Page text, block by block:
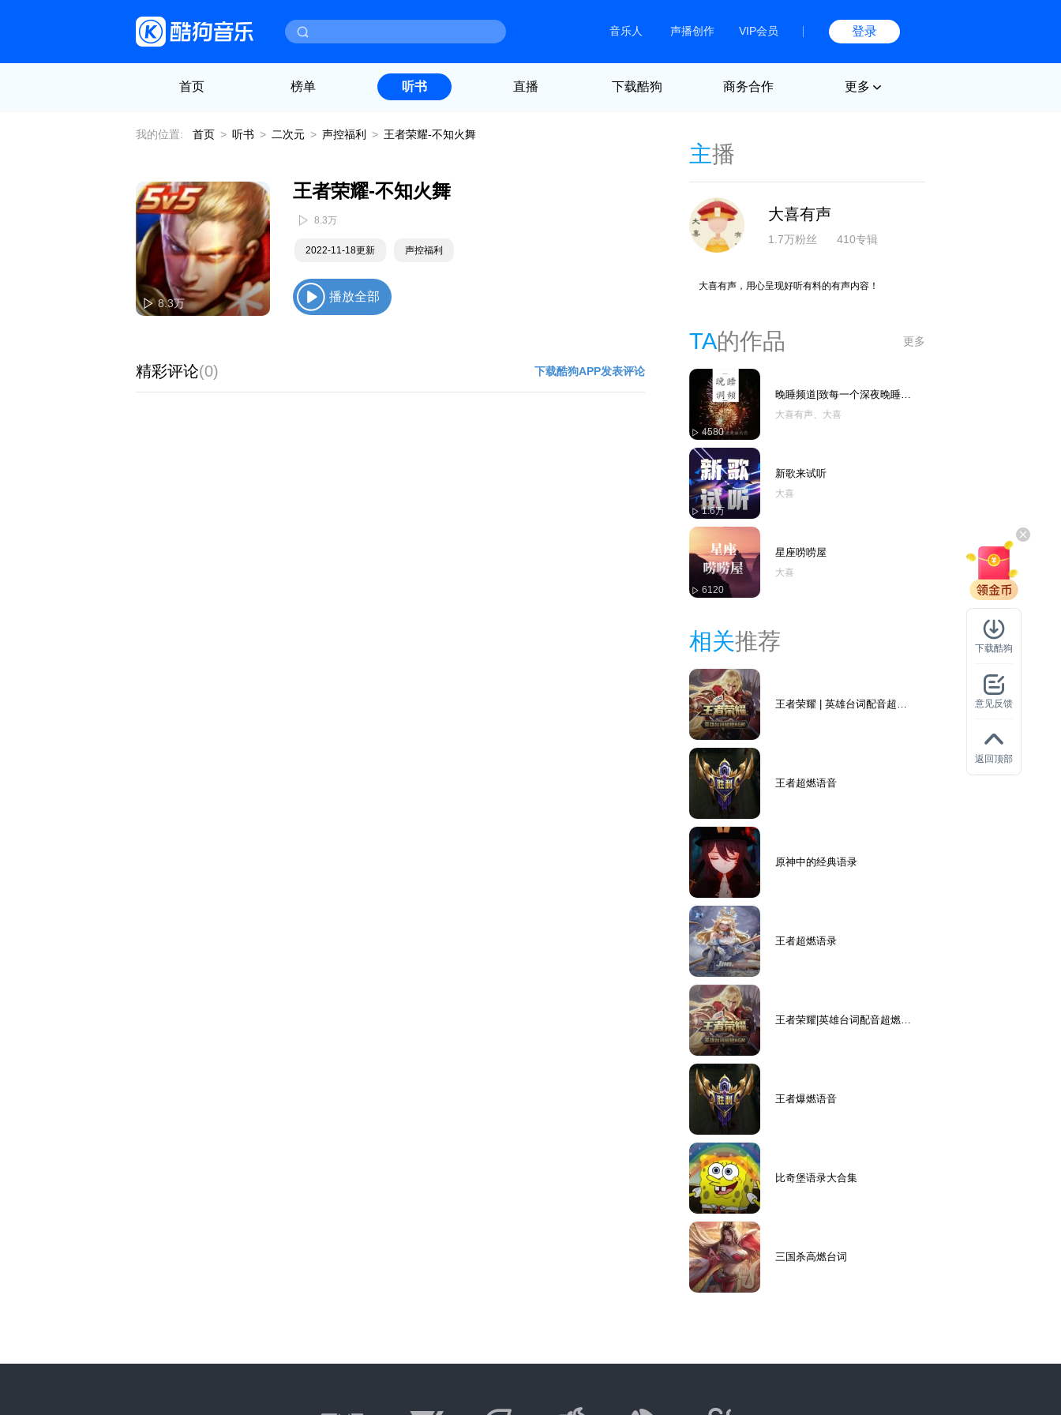
音乐人 声播创作 VIP会员 登录
首页 榜单 听书 直播 下载酷狗 商务合作 更多
我的位置: 首页 > 听书 > 二次元 > 声控福利 > 王者荣耀-不知火舞
8.3万
王者荣耀-不知火舞
8.3万
2022-11-18更新 声控福利
播放全部
精彩评论(0) 下载酷狗APP发表评论
主播
大喜有声
1.7万粉丝 410专辑
大喜有声，用心呈现好听有料的有声内容！
TA的作品 更多
4580
晚睡频道|致每一个深夜晚睡的
你
大喜有声、大喜
1.6万
新歌来试听
大喜
6120
星座唠唠屋
大喜
相关推荐
王者荣耀 | 英雄台词配音超燃
王者超燃语音
原神中的经典语录
王者超燃语录
王者荣耀|英雄台词配音超燃B
王者爆燃语音
比奇堡语录大合集
三国杀高燃台词
下载酷狗
意见反馈
返回顶部